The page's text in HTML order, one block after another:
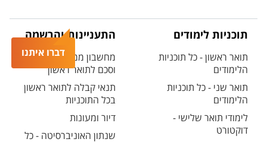
דברו איתנו
תוכניות לימודים
תואר ראשון - כל תוכניות
הלימודים
תואר שני - כל תוכניות
הלימודים
לימודי תואר שלישי -
דוקטורט
התעניינות והרשמה
מחשבון ממוצע בגרות
וסכם לתואר ראשון
תנאי קבלה לתואר ראשון
בכל התוכניות
דיור ומעונות
שנתון האוניברסיטה - כל